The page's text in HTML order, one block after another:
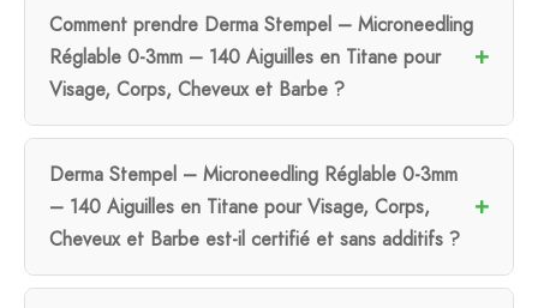
Comment prendre Derma Stempel – Microneedling
Réglable 0-3mm – 140 Aiguilles en Titane pour
Visage, Corps, Cheveux et Barbe ?
Derma Stempel – Microneedling Réglable 0-3mm
– 140 Aiguilles en Titane pour Visage, Corps,
Cheveux et Barbe est-il certifié et sans additifs ?